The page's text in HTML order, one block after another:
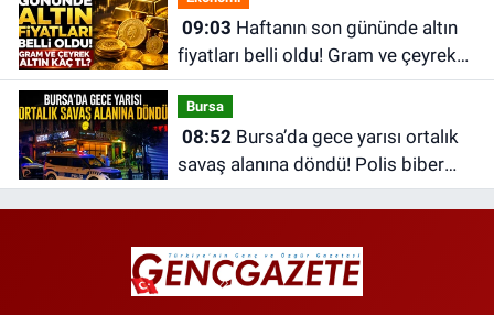
09:03
fiyatları belli oldu! Gram ve çeyrek
altın kaç TL?
Bursa
08:52Bursa’da gece yarısı ortalık
savaş alanına döndü! Polis biber
gazıyla müdahale etti